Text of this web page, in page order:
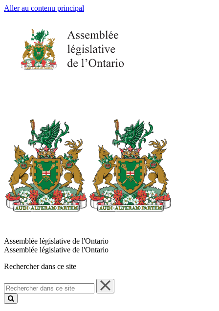
Aller au contenu principal
Assemblée législative de l'Ontario
Assemblée législative de l'Ontario
Rechercher dans ce site
Rechercher
dans
ce